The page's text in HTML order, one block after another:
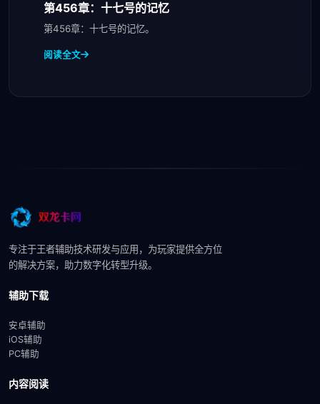
第456章：十七号的记忆
第456章：十七号的记忆。
阅读全文
专注于王者辅助技术研发与应用，为玩家提供全方位
的解决方案，助力数字化转型升级。
辅助下载
安卓辅助
iOS辅助
PC辅助
内容阅读